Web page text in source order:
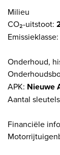
Milieu
CO₂-uitstoot:
Emissieklasse:
Onderhoud,
APK: Nieuwe
Aantal
Financiële